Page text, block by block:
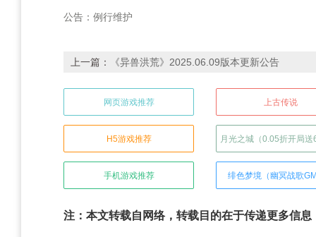
公告：例行维护
上一篇： 《异兽洪荒》2025.06.09版本更新公告
网页游戏推荐 上古传说
H5游戏推荐 月光之城（0.05折开局
手机游戏推荐 绯色梦境（幽冥战歌
注：本文转载自网络，转载目的在于传递更多信